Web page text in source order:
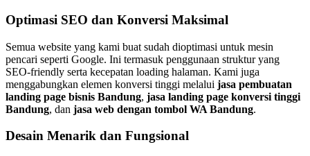
Optimasi SEO dan Konversi Maksimal
Semua website yang kami buat sudah dioptimasi untuk mesin
pencari seperti Google. Ini termasuk penggunaan struktur yang
SEO-friendly serta kecepatan loading halaman. Kami juga
menggabungkan elemen konversi tinggi melalui jasa pembuatan
landing page bisnis Bandung, jasa landing page konversi tinggi
Bandung, dan jasa web dengan tombol WA Bandung.
Desain Menarik dan Fungsional